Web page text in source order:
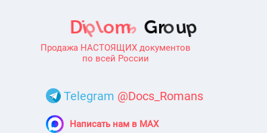
Продажа НАСТОЯЩИХ документов
по всей России
Telegram @Docs_Romans
Написать нам в MAX